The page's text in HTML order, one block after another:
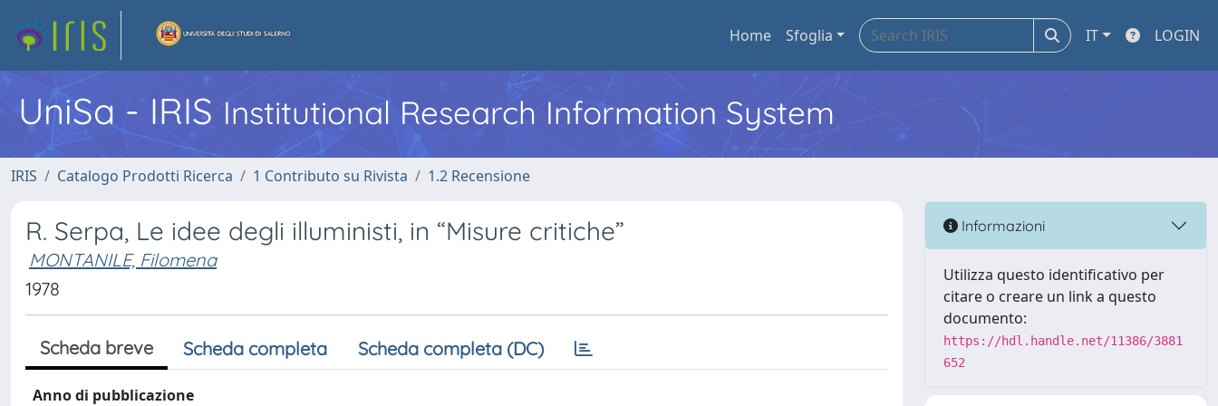
Home Sfoglia IT LOGIN
UniSa - IRIS Institutional Research Information System
IRIS Catalogo Prodotti Ricerca 1 Contributo su Rivista 1.2 Recensione
R. Serpa, Le idee degli illuministi, in “Misure critiche”
MONTANILE, Filomena
1978
Scheda breve Scheda completa Scheda completa (DC)
Anno di pubblicazione
Informazioni
Utilizza questo identificativo per
citare o creare un link a questo
documento:
https://hdl.handle.net/11386/3881
652